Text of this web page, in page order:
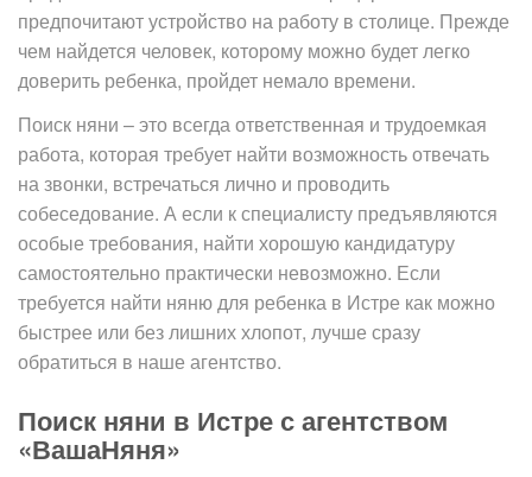
предпочитают устройство на работу в столице. Прежде
чем найдется человек, которому можно будет легко
доверить ребенка, пройдет немало времени.
Поиск няни – это всегда ответственная и трудоемкая
работа, которая требует найти возможность отвечать
на звонки, встречаться лично и проводить
собеседование. А если к специалисту предъявляются
особые требования, найти хорошую кандидатуру
самостоятельно практически невозможно. Если
требуется найти няню для ребенка в Истре как можно
быстрее или без лишних хлопот, лучше сразу
обратиться в наше агентство.
Поиск няни в Истре с агентством
«ВашаНяня»